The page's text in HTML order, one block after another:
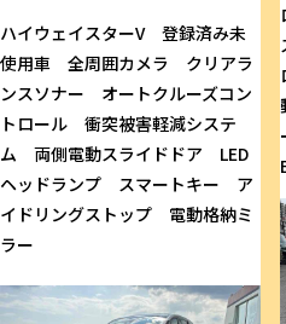
ハイウェイスターV 登録済み未
使用車 全周囲カメラ クリアラ
ンスソナー オートクルーズコン
トロール 衝突被害軽減システ
ム 両側電動スライドドア LED
ヘッドランプ スマートキー ア
イドリングストップ 電動格納ミ
ラー